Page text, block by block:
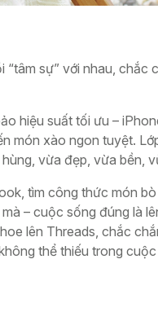
sự” với nhau, chắc
hiệu suất tối ưu –
món xào ngon tuyệt.
vừa đẹp, vừa bền,
tìm công thức món
– cuộc sống đúng là
lên Threads, chắc
thể thiếu trong